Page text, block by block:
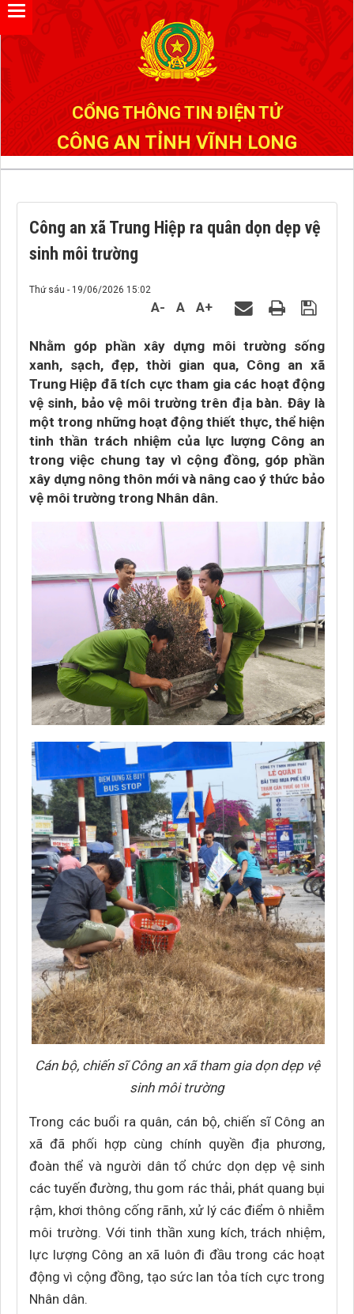
CỔNG THÔNG TIN ĐIỆN TỬ
CÔNG AN TỈNH VĨNH LONG
Công an xã Trung Hiệp ra quân dọn dẹp vệ
sinh môi trường
Thứ sáu - 19/06/2026 15:02
A- A A+
Nhằm góp phần xây dựng môi trường sống
xanh, sạch, đẹp, thời gian qua, Công an xã
Trung Hiệp đã tích cực tham gia các hoạt động
vệ sinh, bảo vệ môi trường trên địa bàn. Đây là
một trong những hoạt động thiết thực, thể hiện
tinh thần trách nhiệm của lực lượng Công an
trong việc chung tay vì cộng đồng, góp phần
xây dựng nông thôn mới và nâng cao ý thức bảo
vệ môi trường trong Nhân dân.
Cán bộ, chiến sĩ Công an xã tham gia dọn dẹp vệ
sinh môi trường
Trong các buổi ra quân, cán bộ, chiến sĩ Công an
xã đã phối hợp cùng chính quyền địa phương,
đoàn thể và người dân tổ chức dọn dẹp vệ sinh
các tuyến đường, thu gom rác thải, phát quang bụi
rậm, khơi thông cống rãnh, xử lý các điểm ô nhiễm
môi trường. Với tinh thần xung kích, trách nhiệm,
lực lượng Công an xã luôn đi đầu trong các hoạt
động vì cộng đồng, tạo sức lan tỏa tích cực trong
Nhân dân.